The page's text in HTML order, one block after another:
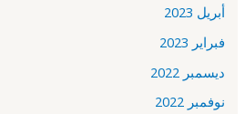
أبريل 2023
فبراير 2023
ديسمبر 2022
نوفمبر 2022